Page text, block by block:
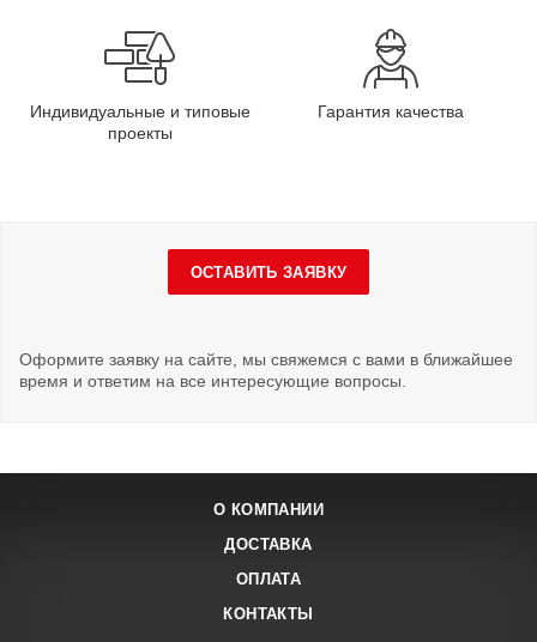
Индивидуальные и типовые
проекты
Гарантия качества
ОСТАВИТЬ ЗАЯВКУ
Оформите заявку на сайте, мы свяжемся с вами в ближайшее
время и ответим на все интересующие вопросы.
О КОМПАНИИ
ДОСТАВКА
ОПЛАТА
КОНТАКТЫ